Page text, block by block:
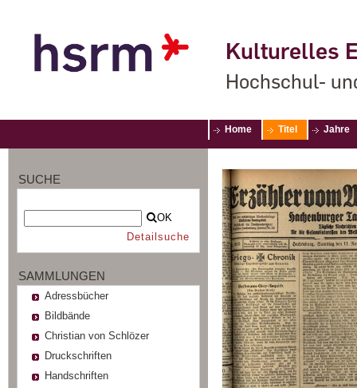
Kulturelles
Hochschul-
Home Titel Jahre
SUCHE
OK
Detailsuche
SAMMLUNGEN
Adressbücher
Bildbände
Christian von Schlözer
Druckschriften
Handschriften